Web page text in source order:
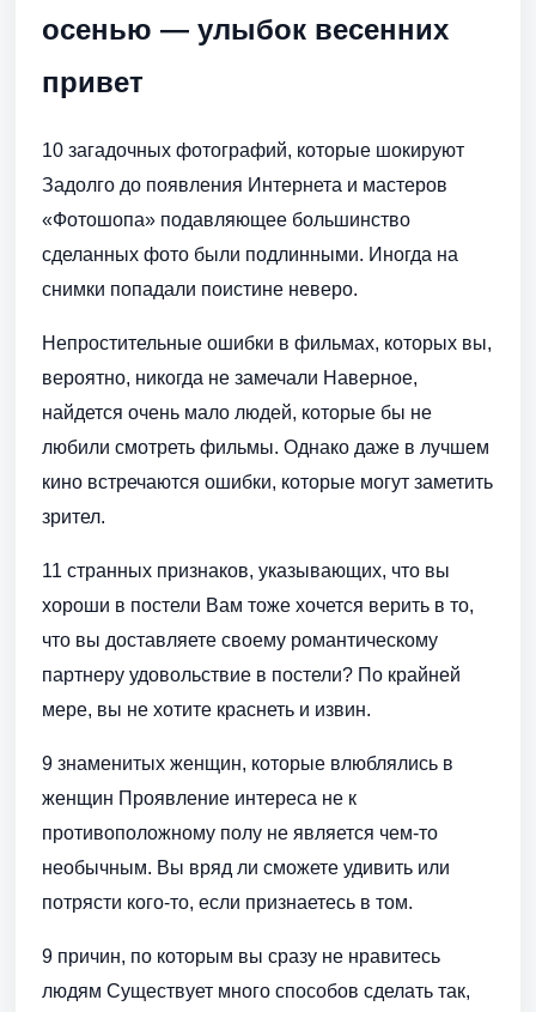
осенью — улыбок весенних
привет
10 загадочных фотографий, которые шокируют
Задолго до появления Интернета и мастеров
«Фотошопа» подавляющее большинство
сделанных фото были подлинными. Иногда на
снимки попадали поистине неверо.
Непростительные ошибки в фильмах, которых вы,
вероятно, никогда не замечали Наверное,
найдется очень мало людей, которые бы не
любили смотреть фильмы. Однако даже в лучшем
кино встречаются ошибки, которые могут заметить
зрител.
11 странных признаков, указывающих, что вы
хороши в постели Вам тоже хочется верить в то,
что вы доставляете своему романтическому
партнеру удовольствие в постели? По крайней
мере, вы не хотите краснеть и извин.
9 знаменитых женщин, которые влюблялись в
женщин Проявление интереса не к
противоположному полу не является чем-то
необычным. Вы вряд ли сможете удивить или
потрясти кого-то, если признаетесь в том.
9 причин, по которым вы сразу не нравитесь
людям Существует много способов сделать так,